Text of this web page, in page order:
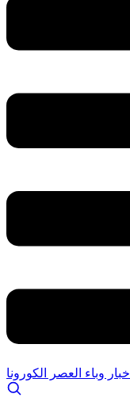
أخبار وباء العصر الكورونا